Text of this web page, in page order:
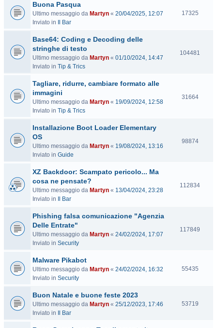
t
Buona Pasqua
Ultimo messaggio da Martyn « 20/04/2025, 12:07
Inviato in
Il Bar
17325V
e
Base64: Coding e Decoding delle
stringhe di testo
Ultimo messaggio da Martyn « 01/10/2024, 14:47
Inviato in Tip & Trics
104481
Tagliare, ridurre, cambiare formato alle
immagini
Ultimo messaggio da Martyn « 19/09/2024, 12:58
Inviato in Tip & Trics
31664V
e
Installazione Boot Loader Elementary
OS
Ultimo messaggio da Martyn « 19/08/2024, 13:16
Inviato in Guide
98874V
e
XZ Backdoor: Scampato pericolo... Ma
cosa ne pensate?
Ultimo messaggio da Martyn « 13/04/2024, 23:28
Inviato in
Il Bar
112834V
Phishing falsa comunicazione "Agenzia
Delle Entrate"
Ultimo messaggio da Martyn « 24/02/2024, 17:07
Inviato in Security
117849
Malware Pikabot
Ultimo messaggio da Martyn « 24/02/2024, 16:32
Inviato in Security
55435V
t
Buon Natale e buone feste 2023
Ultimo messaggio da Martyn « 25/12/2023, 17:46
Inviato in
Il Bar
53719V